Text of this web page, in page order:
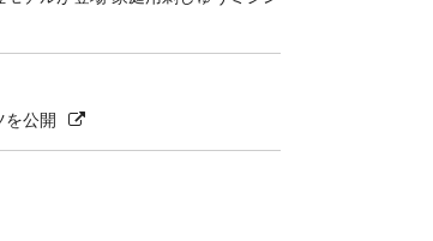
を公開